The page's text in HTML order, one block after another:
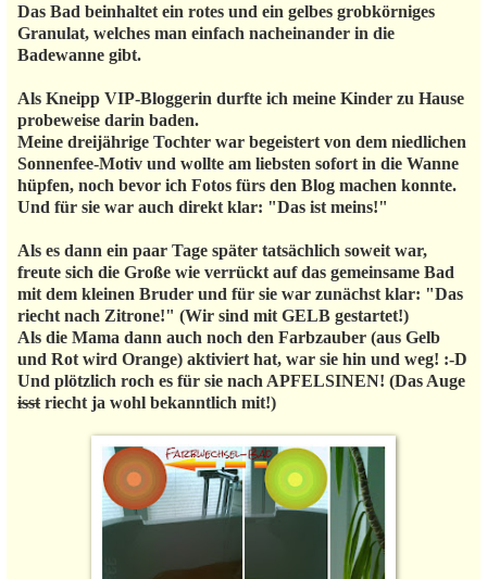
Das Bad beinhaltet ein rotes und ein gelbes grobkörniges
Granulat, welches man einfach nacheinander in die
Badewanne gibt.
Als Kneipp VIP-Bloggerin durfte ich meine Kinder zu Hause
probeweise darin baden.
Meine dreijährige Tochter war begeistert von dem niedlichen
Sonnenfee-Motiv und wollte am liebsten sofort in die Wanne
hüpfen, noch bevor ich Fotos fürs den Blog machen konnte.
Und für sie war auch direkt klar: "Das ist meins!"
Als es dann ein paar Tage später tatsächlich soweit war,
freute sich die Große wie verrückt auf das gemeinsame Bad
mit dem kleinen Bruder und für sie war zunächst klar: "Das
riecht nach Zitrone!" (Wir sind mit GELB gestartet!)
Als die Mama dann auch noch den Farbzauber (aus Gelb
und Rot wird Orange) aktiviert hat, war sie hin und weg! :-D
Und plötzlich roch es für sie nach APFELSINEN! (Das Auge
isst riecht ja wohl bekanntlich mit!)